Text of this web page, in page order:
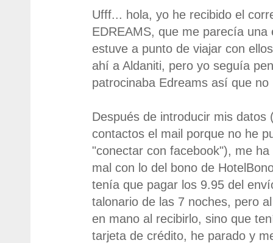
Ufff... hola, yo he recibido el
EDREAMS, que me parecía una
estuve a punto de viajar con
ahí a Aldaniti, pero yo seguía
patrocinaba Edreams así que
Después de introducir mis datos
contactos el mail porque no he
"conectar con facebook"), me
mal con lo del bono de
tenía que pagar los 9.95 del
talonario de las 7 noches, pero
en mano al recibirlo, sino que
tarjeta de crédito, he parado y